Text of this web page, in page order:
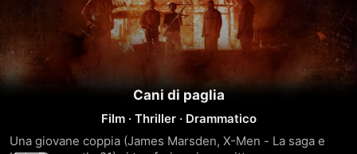
Cani di paglia
Film · Thriller · Drammatico
Una giovane coppia (James Marsden, X-Men - La saga e